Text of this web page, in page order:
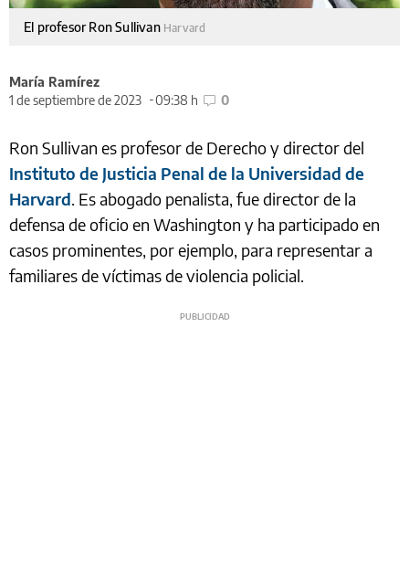
El profesor Ron Sullivan Harvard
María Ramírez
1 de septiembre de 2023
09:38 h 0
Ron Sullivan es profesor de Derecho y director del
Instituto de Justicia Penal de la Universidad de
Harvard. Es abogado penalista, fue director de la
defensa de oficio en Washington y ha participado en
casos prominentes, por ejemplo, para representar a
familiares de víctimas de violencia policial.